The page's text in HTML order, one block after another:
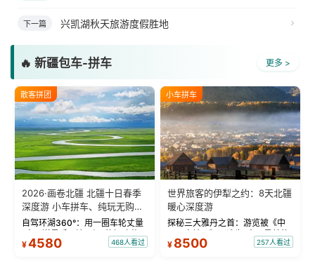
下一篇 兴凯湖秋天旅游度假胜地
🔥 新疆包车-拼车 更多 >
散客拼团
2026·画卷北疆 北疆十日春季
深度游 小车拼车、纯玩无购
物！
自驾环湖360°：用一圈车轮丈量
“大西洋最后一滴眼泪”的极致蔚
蓝。 赛湖旅拍：甄选多款风格服
¥4580 468人看过
小车拼车
世界旅客的伊犁之约：8天北疆
暖心深度游
探秘三大雅丹之首：游览被《中
国国家地理》评选为“中国最美的
三大雅丹”第一名的克拉玛依魔鬼
¥ 8500 257人看过